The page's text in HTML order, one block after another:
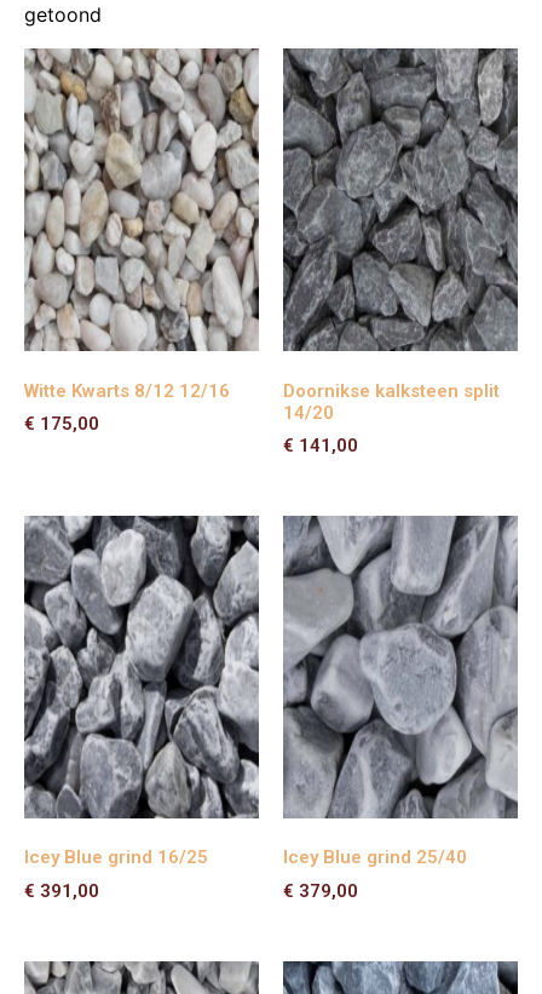
getoond
Witte Kwarts 8/12 12/16
€ 175,00
Doornikse kalksteen split
14/20
€ 141,00
Icey Blue grind 16/25
€ 391,00
Icey Blue grind 25/40
€ 379,00